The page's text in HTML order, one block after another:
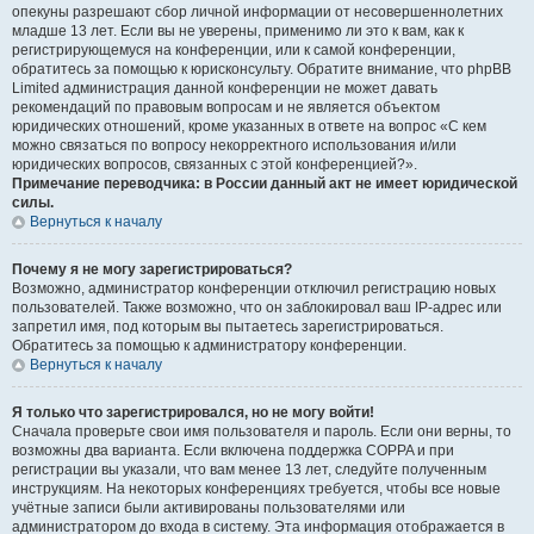
опекуны разрешают сбор личной информации от несовершеннолетних
младше 13 лет. Если вы не уверены, применимо ли это к вам, как к
регистрирующемуся на конференции, или к самой конференции,
обратитесь за помощью к юрисконсульту. Обратите внимание, что phpBB
Limited администрация данной конференции не может давать
рекомендаций по правовым вопросам и не является объектом
юридических отношений, кроме указанных в ответе на вопрос «С кем
можно связаться по вопросу некорректного использования и/или
юридических вопросов, связанных с этой конференцией?».
Примечание переводчика: в России данный акт не имеет юридической
силы.
Вернуться к началу
Почему я не могу зарегистрироваться?
Возможно, администратор конференции отключил регистрацию новых
пользователей. Также возможно, что он заблокировал ваш IP-адрес или
запретил имя, под которым вы пытаетесь зарегистрироваться.
Обратитесь за помощью к администратору конференции.
Вернуться к началу
Я только что зарегистрировался, но не могу войти!
Сначала проверьте свои имя пользователя и пароль. Если они верны, то
возможны два варианта. Если включена поддержка COPPA и при
регистрации вы указали, что вам менее 13 лет, следуйте полученным
инструкциям. На некоторых конференциях требуется, чтобы все новые
учётные записи были активированы пользователями или
администратором до входа в систему. Эта информация отображается в